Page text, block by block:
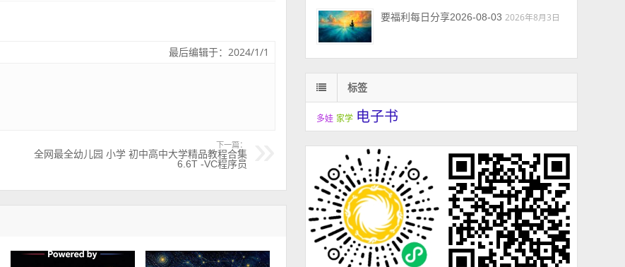
最后编辑于：2024/1/1
下一篇：
全网最全幼儿园 小学 初中高中大学精品教程合集
6.6T -VC程序员
要福利每日分享2026-08-03 2026年8月3日
标签
多娃 家学 电子书